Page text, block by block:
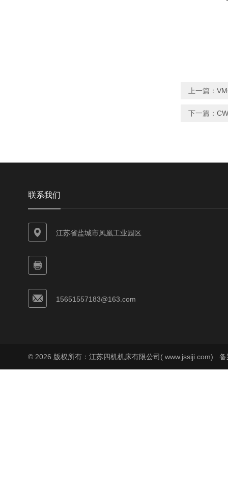
上一篇：
下一篇：
联系我们
江苏省盐城市凤凰工业园区
15651557183@163.com
© 2026 版权所有：江苏四机机床有限公司( www.jssiji.com) 备